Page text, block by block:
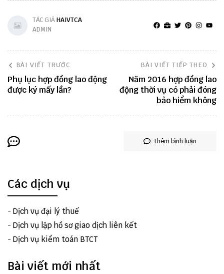
TÁC GIẢHAIVTCA
ADMIN
BÀI VIẾT TRƯỚC
Phụ lục hợp đồng lao động
được ký mấy lần?
BÀI VIẾT TIẾP THEO
Năm 2016 hợp đồng lao
động thời vụ có phải đóng
bảo hiểm không
Thêm bình luận
Các dịch vụ
- Dịch vụ đại lý thuế
- Dịch vụ lập hồ sơ giao dịch liên kết
- Dịch vụ kiểm toán BTCT
Bài viết mới nhất